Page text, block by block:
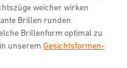
weicher wirken
Brillen runden
Brillenform optimal zu
unserem Gesichtsformen-